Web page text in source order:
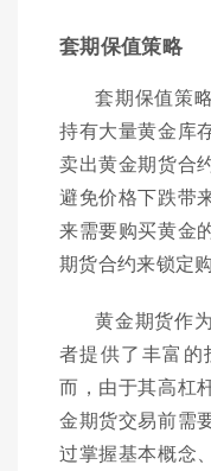
套期保值策略
套期保值策
持有大量黄金库
卖出黄金期货合
避免价格下跌带
来需要购买黄金
期货合约来锁定购
黄金期货作
者提供了丰富
而，由于其高杠
金期货交易前需
过掌握基本概念